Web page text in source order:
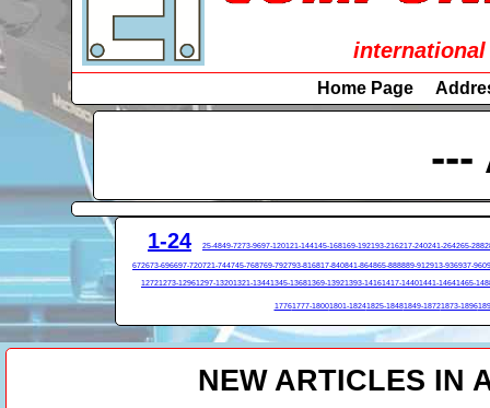
Home Page
---
1-24 25-4849-7273-9697-120121-144145-168169-192193-216217-240241-264265-288
672673-696697-720721-744745-768769-792793-816817-840841-864865-888889-912913-936937-960
12721273-12961297-13201321-13441345-13681369-13921393-14161417-14401441-14641465-
17761777-18001801-18241825-18481849-18721873-1896
NEW ARTICLES IN